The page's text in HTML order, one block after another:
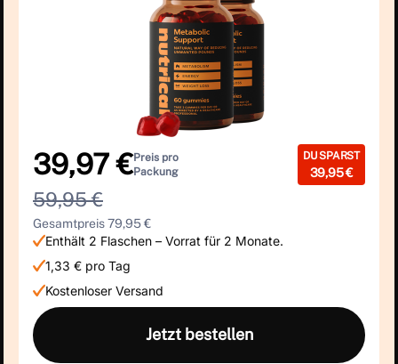
39,97 €Preis pro
Packung
DU SPARST
39,95 €
59,95 €
Gesamtpreis 79,95 €
Enthält 2 Flaschen – Vorrat für 2 Monate.
1,33 € pro Tag
Kostenloser Versand
Jetzt bestellen